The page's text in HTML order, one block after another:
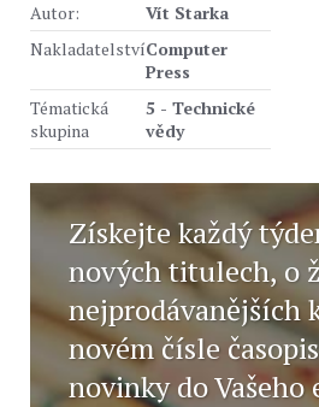
Autor:
Vít Starka
NakladatelstvíComputer
Press
Tématická
skupina
5 - Technické
vědy
Získejte každý
nových titulech, o
nejprodávanějších
novém čísle
novinky do